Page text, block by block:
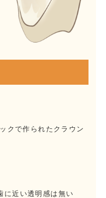
クで作られたクラウン
に近い透明感は無い